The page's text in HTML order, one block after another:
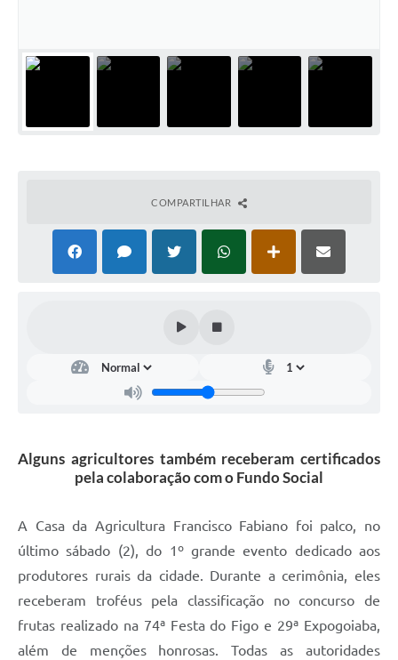
Contas Públicas
Enquete
Agenda
Contato
COMPARTILHAR
Alguns agricultores também receberam certificados
pela colaboração com o Fundo Social
A Casa da Agricultura Francisco Fabiano foi palco, no
último sábado (2), do 1º grande evento dedicado aos
produtores rurais da cidade. Durante a cerimônia, eles
receberam troféus pela classificação no concurso de
frutas realizado na 74ª Festa do Figo e 29ª Expogoiaba,
além de menções honrosas. Todas as autoridades